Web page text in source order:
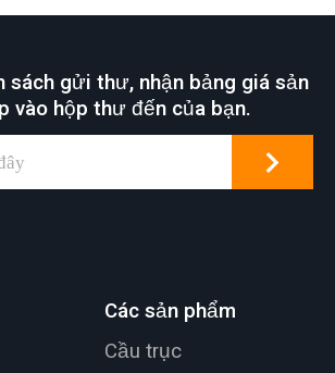
sách gửi thư, nhận bảng giá sản
vào hộp thư đến của bạn.
Các sản phẩm
Cầu trục